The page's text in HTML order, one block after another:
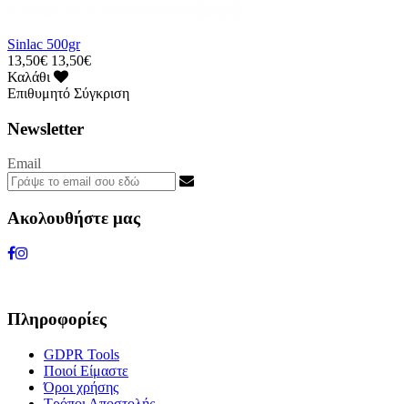
Sinlac 500gr
13,50€ 13,50€
Καλάθι
Επιθυμητό Σύγκριση
Newsletter
Email
Ακολουθήστε μας
Πληροφορίες
GDPR Tools
Ποιοί Είμαστε
Όροι χρήσης